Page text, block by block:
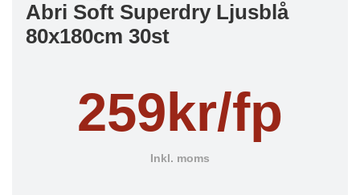
Abri Soft Superdry Ljusblå
80x180cm 30st
259kr/fp
Inkl. moms